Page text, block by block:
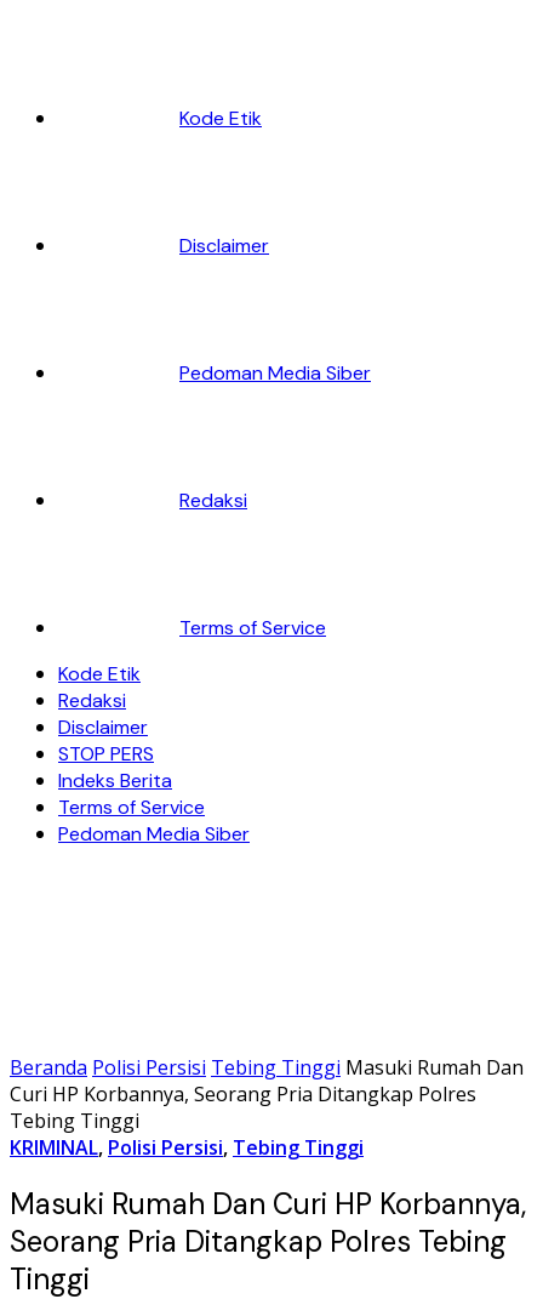
Kode Etik
Disclaimer
Pedoman Media Siber
Redaksi
Terms of Service
Kode Etik
Redaksi
Disclaimer
STOP PERS
Indeks Berita
Terms of Service
Pedoman Media Siber
Beranda Polisi Persisi Tebing Tinggi Masuki Rumah Dan
Curi HP Korbannya, Seorang Pria Ditangkap Polres
Tebing Tinggi
KRIMINAL, Polisi Persisi, Tebing Tinggi
Masuki Rumah Dan Curi HP Korbannya,
Seorang Pria Ditangkap Polres Tebing
Tinggi